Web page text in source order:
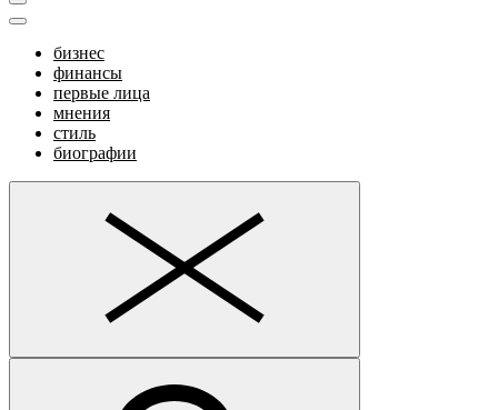
бизнес
финансы
первые лица
мнения
стиль
биографии